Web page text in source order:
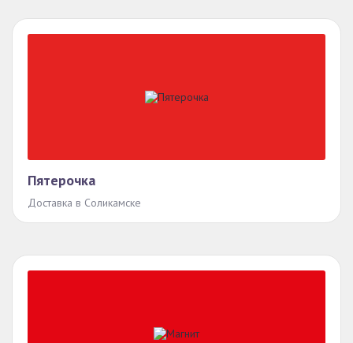
Пятерочка
Доставка в Соликамске